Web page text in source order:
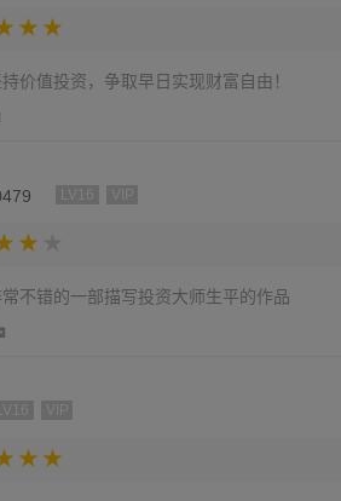
持价值投资，争取早日实现财富自由！
常不错的一部描写投资大师生平的作品